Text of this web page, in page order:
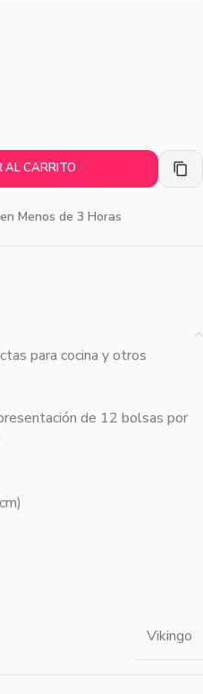
AL CARRITO
Menos de 3 Horas
para cocina y otros
de 12 bolsas por
Vikingo